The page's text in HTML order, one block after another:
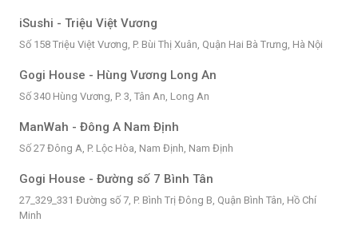
iSushi - Triệu Việt Vương
Số 158 Triệu Việt Vương, P. Bùi Thị Xuân, Quận Hai Bà Trưng, Hà Nội
Gogi House - Hùng Vương Long An
Số 340 Hùng Vương, P. 3, Tân An, Long An
ManWah - Đông A Nam Định
Số 27 Đông A, P. Lộc Hòa, Nam Định, Nam Định
Gogi House - Đường số 7 Bình Tân
27_329_331 Đường số 7, P. Bình Trị Đông B, Quận Bình Tân, Hồ Chí
Minh